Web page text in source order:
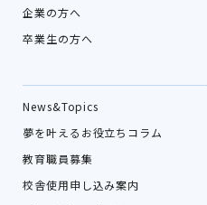
企業の方へ
卒業生の方へ
News&Topics
夢を叶えるお役立ちコラム
教育職員募集
校舎使用申し込み案内